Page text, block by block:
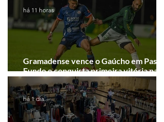
Gramadense vence o Gaúcho em Passo
Fundo e conquista primeira vitória na
Série A2
há 11 horas
há 1 dia